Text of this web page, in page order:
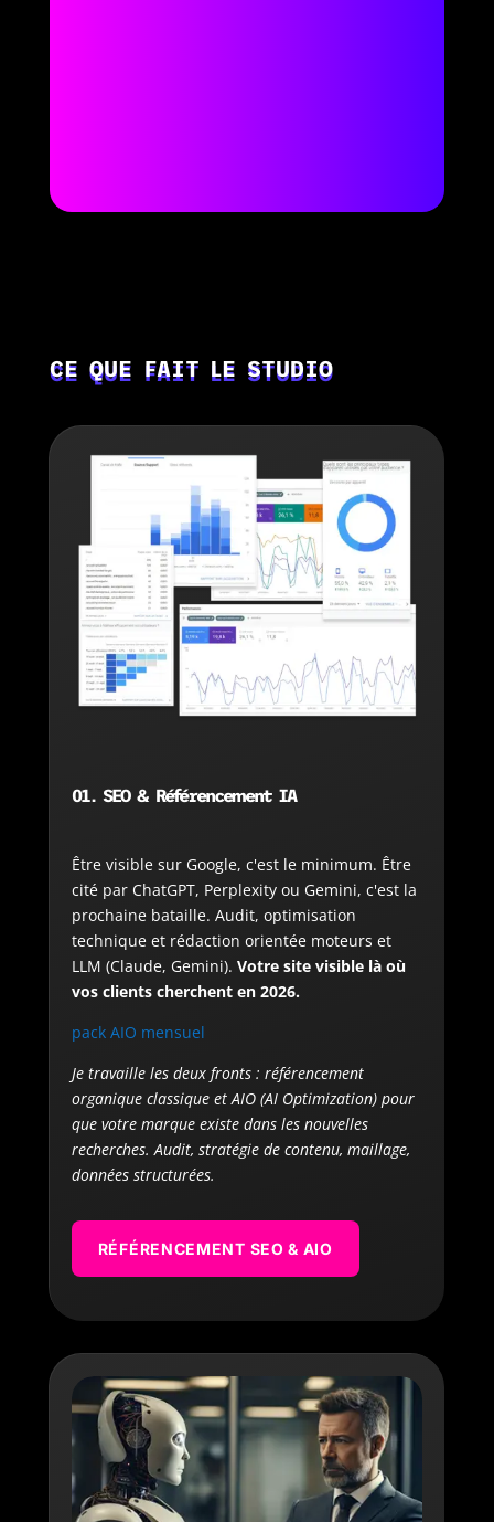
CE QUE FAIT LE STUDIO
01. SEO & Référencement IA
Être visible sur Google, c'est le minimum. Être
cité par ChatGPT, Perplexity ou Gemini, c'est la
prochaine bataille. Audit, optimisation
technique et rédaction orientée moteurs et
LLM (Claude, Gemini). Votre site visible là où
vos clients cherchent en 2026.
pack AIO mensuel
Je travaille les deux fronts : référencement
organique classique et AIO (AI Optimization) pour
que votre marque existe dans les nouvelles
recherches. Audit, stratégie de contenu, maillage,
données structurées.
RÉFÉRENCEMENT SEO & AIO